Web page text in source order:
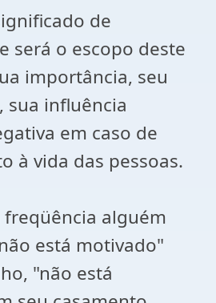
de
será o escopo deste
importância, seu
sua influência
em caso de
à vida das pessoas.
alguém
está motivado"
"não está